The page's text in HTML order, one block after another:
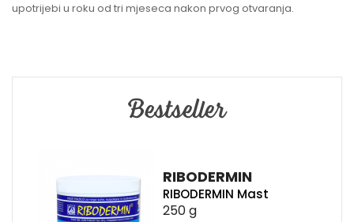
upotrijebi u roku od tri mjeseca nakon prvog otvaranja.
Bestseller
RIBODERMIN
RIBODERMIN Mast
250 g